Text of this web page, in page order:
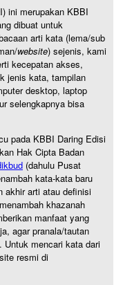
ini merupakan KBBI
dibuat untuk
arti kata (lema/sub
website) sejenis, kami
kecepatan akses,
jenis kata, tampilan
desktop, laptop
selengkapnya bisa
pada KBBI Daring Edisi
Hak Cipta Badan
(dahulu Pusat
kata-kata baru
akhir arti atau definisi
khazanah
manfaat yang
agar pranala/tautan
Untuk mencari kata dari
resmi di